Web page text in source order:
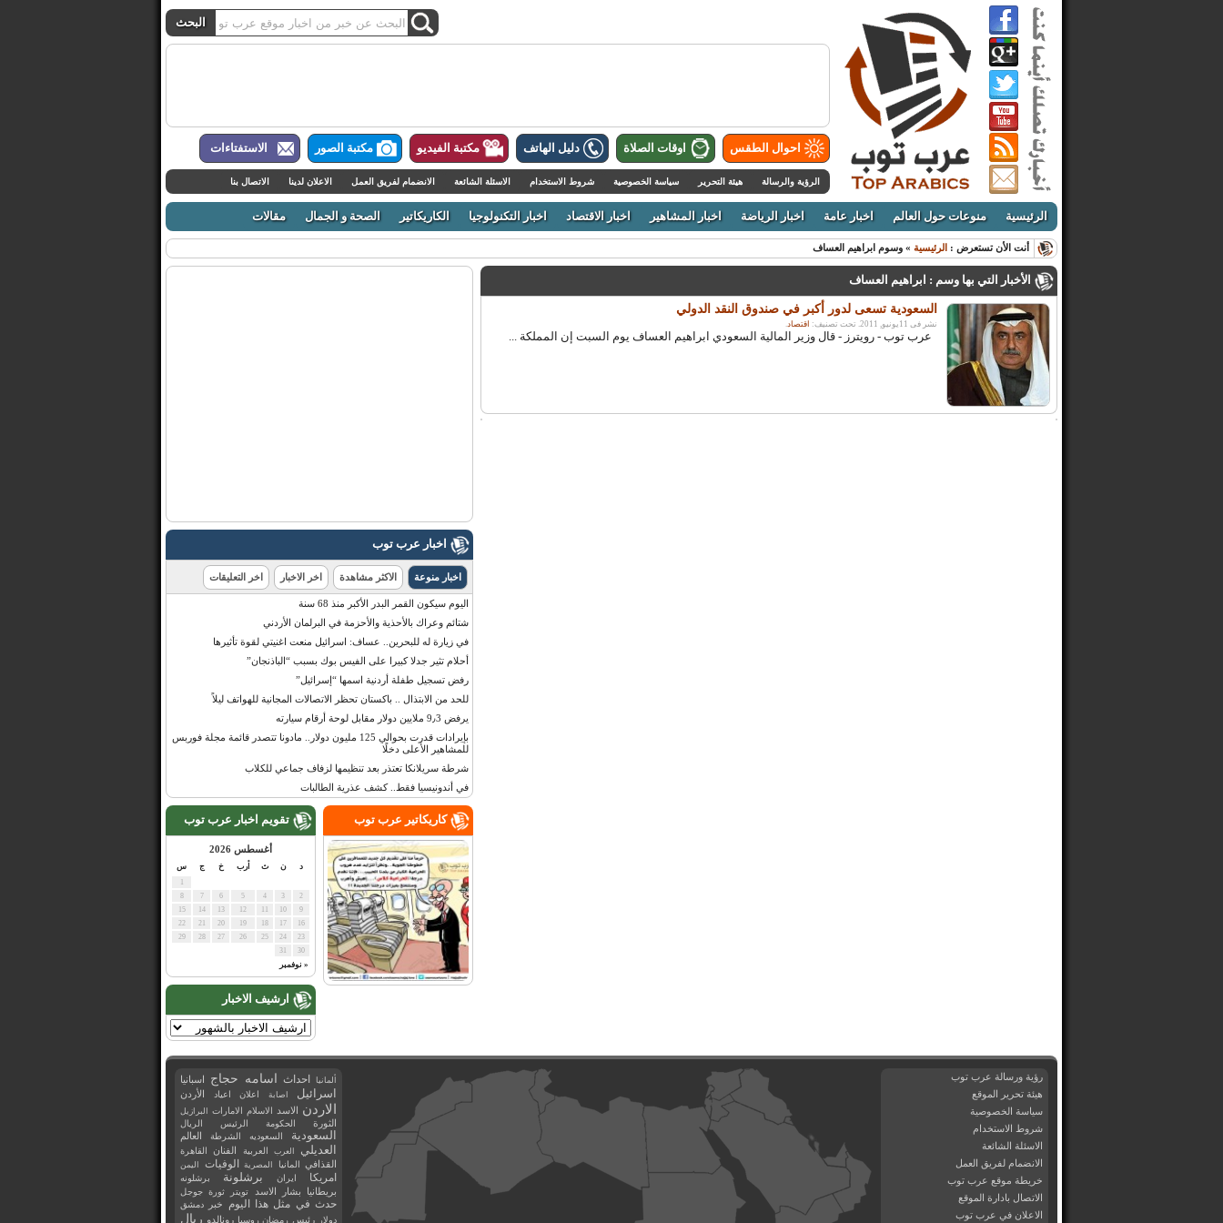
احوال الطقس اوقات الصلاة دليل الهاتف مكتبة الفيديو مكتبة الصور الاستفتاءات
الرؤية والرسالة هيئة التحرير سياسة الخصوصية شروط الاستخدام الاسئلة الشائعة الانضمام لفريق العمل الاعلان لدينا الاتصال بنا
الرئيسية منوعات حول العالم اخبار عامة اخبار الرياضة اخبار المشاهير اخبار الاقتصاد اخبار التكنولوجيا الكاريكاتير الصحة و الجمال مقالات
أنت الأن تستعرض : الرئيسية » وسوم ابراهيم العساف
الأخبار التي بها وسم : ابراهيم العساف
السعودية تسعى لدور أكبر في صندوق النقد الدولي
نشر فى 11يونيو, 2011. تحت تصنيف: اقتصاد.
عرب توب - رويترز - قال وزير المالية السعودي ابراهيم العساف يوم السبت إن المملكة ...
اخبار عرب توب
اخبار منوعة الاكثر مشاهدة اخر الاخبار اخر التعليقات
اليوم سيكون القمر البدر الأكبر منذ 68 سنة
شتائم وعراك بالأحذية والأحزمة في البرلمان الأردني
في زيارة له للبحرين.. عساف: اسرائيل منعت اغنيتي لقوة تأثيرها
أحلام تثير جدلا كبيرا على الفيس بوك بسبب “الباذنجان”
رفض تسجيل طفلة أردنية اسمها “إسرائيل”
للحد من الابتذال .. باكستان تحظر الاتصالات المجانية للهواتف ليلاً
يرفض 9٫3 ملايين دولار مقابل لوحة أرقام سيارته
بإيرادات قدرت بحوالي 125 مليون دولار.. مادونا تتصدر قائمة مجلة فوربس
للمشاهير الأعلى دخلًا
شرطة سريلانكا تعتذر بعد تنظيمها لزفاف جماعي للكلاب
في أندونيسيا فقط.. كشف عذرية الطالبات
تقويم اخبار عرب توب
أغسطس 2026
د ن ث أرب خ ج س
« نوفمبر
2
3
4
5
6
7
8
9
10
12
13
14
15
16
17
18
19
20
21
22
23
24
25
26
27
28
29
30
31
ارشيف الاخبار
كاريكاتير عرب توب
رؤية ورسالة عرب توب
هيئة تحرير الموقع
سياسة الخصوصية
شروط الاستخدام
الاسئلة الشائعة
الانضمام لفريق العمل
خريطة موقع عرب توب
الاتصال بادارة الموقع
الاعلان في عرب توب
ألمانيا احداث اسامه حجاج اسبانيا
اسرائيل اصابة اعلان اعياد الأردن
الاردن الاسد الاسلام الامارات البرازيل
الثورة الحكومة الرئيس الريال
السعودية السعوديه الشرطة العالم
العديلي العرب العربية الفنان القاهرة
القذافي المانيا المصرية الوفيات اليمن
امريكا ايران برشلونة برشلونه
بريطانيا بشار الاسد تويتر ثورة جوجل
حدث في مثل هذا اليوم خبر
دمشق
دولار
رئيس رمضان روسيا رونالدو ريال